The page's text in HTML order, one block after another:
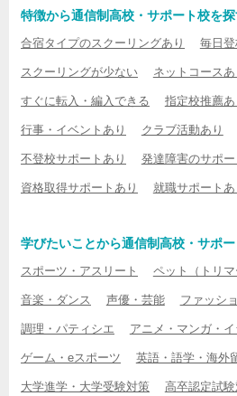
特徴から通信制高校・サポート校を
合宿タイプのスクーリングあり 毎日
スクーリングが少ない ネットコースあ
すぐに転入・編入できる 指定校推薦あ
行事・イベントあり クラブ活動あり
不登校サポートあり 発達障害のサポー
資格取得サポートあり 就職サポートあ
学びたいことから通信制高校・サポ
スポーツ・アスリート ペット（トリマ
音楽・ダンス 声優・芸能 ファッシ
調理・パティシエ アニメ・マンガ・イ
ゲーム・eスポーツ 英語・語学・海外
大学進学・大学受験対策 高卒認定試